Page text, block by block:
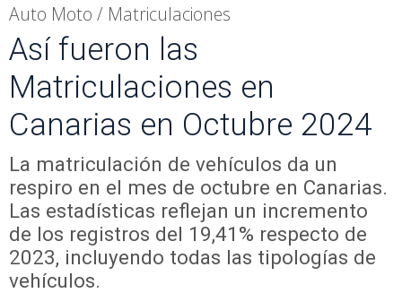
Auto Moto / Matriculaciones
Así fueron las
Matriculaciones en
Canarias en Octubre 2024
La matriculación de vehículos da un
respiro en el mes de octubre en Canarias.
Las estadísticas reflejan un incremento
de los registros del 19,41% respecto de
2023, incluyendo todas las tipologías de
vehículos.